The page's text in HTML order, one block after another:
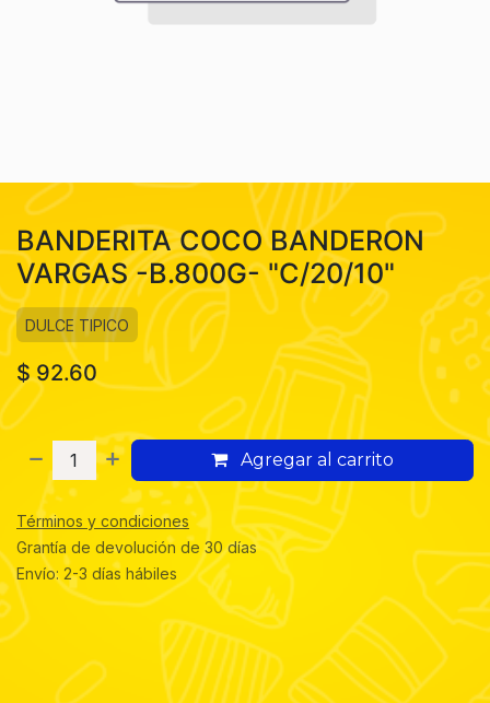
BANDERITA COCO BANDERON
VARGAS -B.800G- "C/20/10"
DULCE TIPICO
$92.60
Agregar al carrito
Términos y condiciones
Grantía de devolución de 30 días
Envío: 2-3 días hábiles